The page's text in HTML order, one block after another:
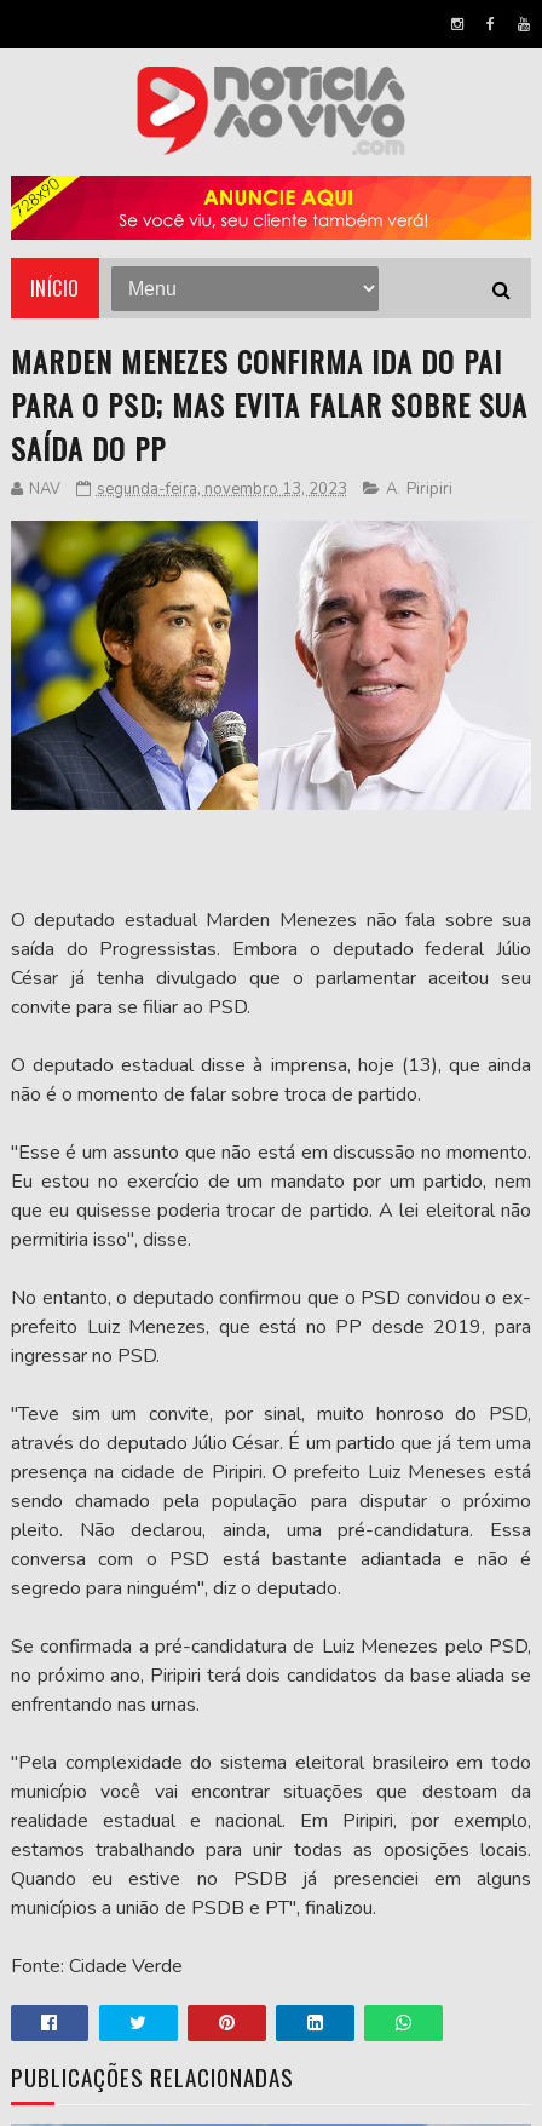
INÍCIO
MARDEN MENEZES CONFIRMA IDA DO PAI
PARA O PSD; MAS EVITA FALAR SOBRE SUA
SAÍDA DO PP
NAV segunda-feira, novembro 13, 2023 A, Piripiri
O deputado estadual Marden Menezes não fala sobre sua
saída do Progressistas. Embora o deputado federal Júlio
César já tenha divulgado que o parlamentar aceitou seu
convite para se filiar ao PSD.
O deputado estadual disse à imprensa, hoje (13), que ainda
não é o momento de falar sobre troca de partido.
"Esse é um assunto que não está em discussão no momento.
Eu estou no exercício de um mandato por um partido, nem
que eu quisesse poderia trocar de partido. A lei eleitoral não
permitiria isso", disse.
No entanto, o deputado confirmou que o PSD convidou o ex-
prefeito Luiz Menezes, que está no PP desde 2019, para
ingressar no PSD.
"Teve sim um convite, por sinal, muito honroso do PSD,
através do deputado Júlio César. É um partido que já tem uma
presença na cidade de Piripiri. O prefeito Luiz Meneses está
sendo chamado pela população para disputar o próximo
pleito. Não declarou, ainda, uma pré-candidatura. Essa
conversa com o PSD está bastante adiantada e não é
segredo para ninguém", diz o deputado.
Se confirmada a pré-candidatura de Luiz Menezes pelo PSD,
no próximo ano, Piripiri terá dois candidatos da base aliada se
enfrentando nas urnas.
"Pela complexidade do sistema eleitoral brasileiro em todo
município você vai encontrar situações que destoam da
realidade estadual e nacional. Em Piripiri, por exemplo,
estamos trabalhando para unir todas as oposições locais.
Quando eu estive no PSDB já presenciei em alguns
municípios a união de PSDB e PT", finalizou.
Fonte: Cidade Verde
PUBLICAÇÕES RELACIONADAS